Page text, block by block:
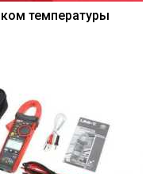
температуры